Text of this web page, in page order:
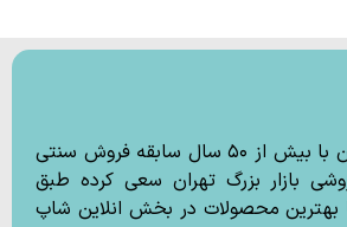
فروشگاه جوراب لادن با بیش از ۵۰ سال سابقه فروش سنتی
بازار بزرگ تهران سعی کرده طبق
بهترین محصولات در بخش انلاین شاپ